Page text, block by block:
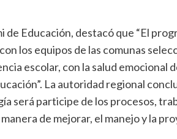
Educación, destacó que “El
los equipos de las comunas
escolar, con la salud emocional
La autoridad regional
será participe de los procesos,
de mejorar, el manejo y la